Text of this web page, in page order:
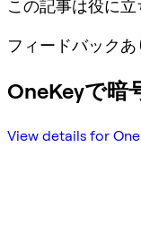
この記事は役に立
フィードバックあ
OneKeyで暗
View details for